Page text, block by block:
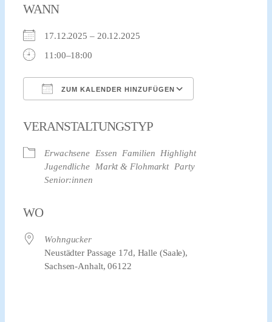
WANN
17.12.2025 – 20.12.2025
11:00–18:00
ZUM KALENDER HINZUFÜGEN
VERANSTALTUNGSTYP
Erwachsene Essen Familien Highlight
Jugendliche Markt & Flohmarkt Party
Senior:innen
WO
Wohngucker
Neustädter Passage 17d, Halle (Saale),
Sachsen-Anhalt, 06122